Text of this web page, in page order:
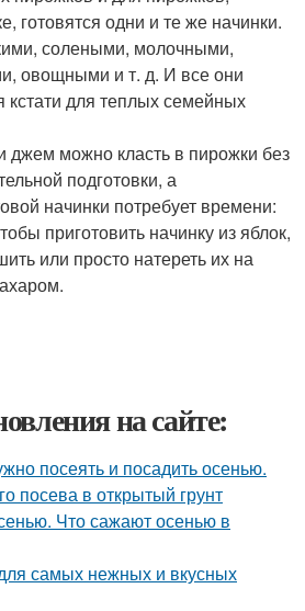
готовятся одни и те же начинки.
солеными, молочными,
овощными и т. д. И все они
кстати для теплых семейных
джем можно класть в пирожки без
подготовки, а
начинки потребует времени:
приготовить начинку из яблок,
или просто натереть их на
на сайте:
посеять и посадить осенью.
посева в открытый грунт
Что сажают осенью в
самых нежных и вкусных